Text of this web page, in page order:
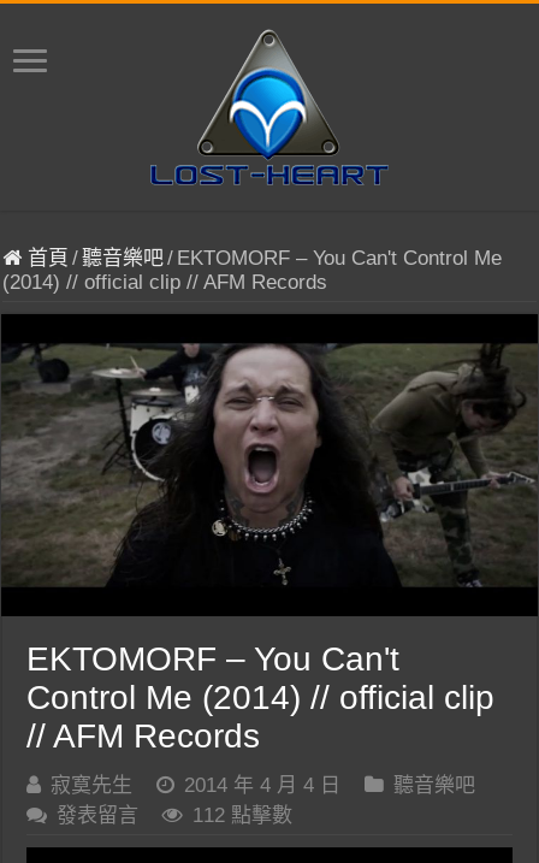
首頁 /聽音樂吧/ EKTOMORF – You Can't Control Me
(2014) // official clip // AFM Records
EKTOMORF – You Can't
Control Me (2014) // official clip
// AFM Records
寂寞先生 2014 年 4 月 4 日
聽音樂吧
發表留言
112 點擊數